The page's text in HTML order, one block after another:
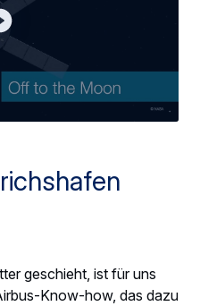
geschieht, ist für uns
Know-how, das dazu